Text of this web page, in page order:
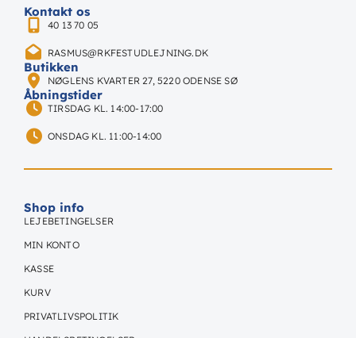
Kontakt os
40 13 70 05
RASMUS@RKFESTUDLEJNING.DK
Butikken
NØGLENS KVARTER 27, 5220 ODENSE SØ
Åbningstider
TIRSDAG KL. 14:00-17:00
ONSDAG KL. 11:00-14:00
Shop info
LEJEBETINGELSER
MIN KONTO
KASSE
KURV
PRIVATLIVSPOLITIK